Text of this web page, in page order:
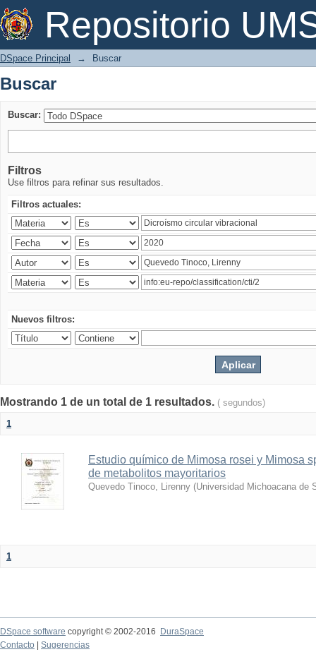
Repositorio
Buscar
DSpace Principal → Buscar
Buscar
Buscar:
Filtros
Use filtros para refinar sus resultados.
Filtros actuales:
Nuevos filtros:
Mostrando 1 de un total de 1 resultados. ( segundos)
1
Estudio químico de Mimosa rosei y Mimosa
de metabolitos mayoritarios
Quevedo Tinoco, Lirenny (Universidad Michoacana de
1
DSpace software copyright © 2002-2016
DuraSpace
Contacto
Sugerencias